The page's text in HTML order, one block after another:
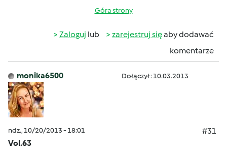
Góra strony
Zaloguj lub zarejestruj sięaby dodawać
komentarze
monika6500 Dołączył : 10.03.2013
ndz., 10/20/2013 - 18:01
#31
Vol.63